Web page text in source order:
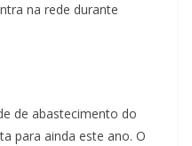
na rede durante
de abastecimento do
para ainda este ano. O